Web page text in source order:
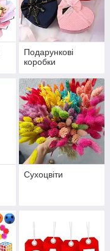
Подарункові
коробки
Сухоцвіти